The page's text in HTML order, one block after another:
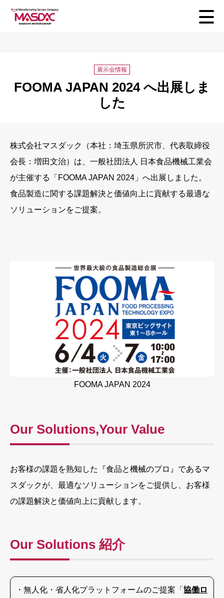
展示会情報
FOOMA JAPAN 2024 へ出展しま
した
株式会社マスダック（本社：埼玉県所沢市、代表取締役
会長：増田文治）は、一般社団法人 日本食品機械工業会
が主催する「FOOMA JAPAN 2024」へ出展しました。
食品製造に関する課題解決と価値向上に貢献する最適な
ソリューションをご提案。
FOOMA JAPAN 2024
Our Solutions,Your Value
お客様の課題を熟知した『食品と機械のプロ』であるマ
スダックが、最適なソリューションをご提供し、お客様
の課題解決と価値向上に貢献します。
Our Solutions 紹介
・無人化・省人化プラットフォームのご提案「 協働ロ